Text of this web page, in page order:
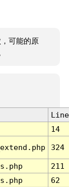
可能的原
Line
14
324
211
62